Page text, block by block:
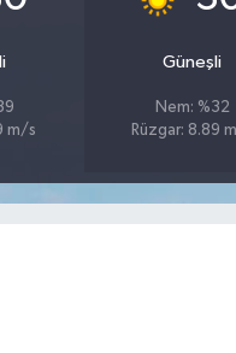
m/s
Güneşli
Nem: %32
Rüzgar: 8.89